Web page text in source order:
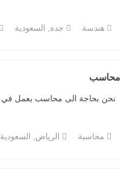
هندسة جدة, السعودية
محاسب
محاسبة الرياض, السعودية